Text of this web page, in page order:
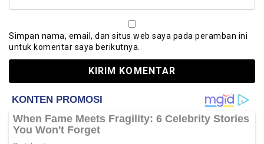
Simpan nama, email, dan situs web saya pada peramban ini
untuk komentar saya berikutnya.